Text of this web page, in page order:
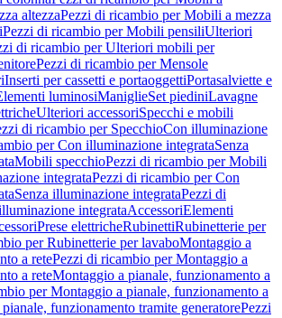
altezzaPezzi di ricambio per Mobili a mezza
Pezzi di ricambio per Mobili pensiliUlteriori
di ricambio per Ulteriori mobili per
Pezzi di ricambio per Mensole
Inserti per cassetti e portaoggettiPortasalviette e
luminosiManiglieSet piediniLavagne
Ulteriori accessoriSpecchi e mobili
di ricambio per SpecchioCon illuminazione
per Con illuminazione integrataSenza
Mobili specchioPezzi di ricambio per Mobili
integrataPezzi di ricambio per Con
Senza illuminazione integrataPezzi di
integrataAccessoriElementi
Prese elettricheRubinettiRubinetterie per
per Rubinetterie per lavaboMontaggio a
a retePezzi di ricambio per Montaggio a
a reteMontaggio a pianale, funzionamento a
per Montaggio a pianale, funzionamento a
funzionamento tramite generatorePezzi